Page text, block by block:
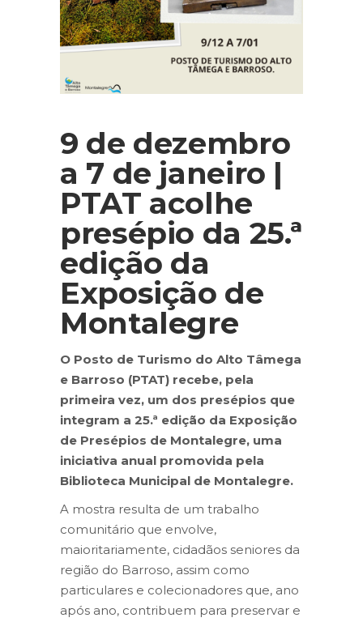
9 de dezembro
a 7 de janeiro |
PTAT acolhe
presépio da 25.ª
edição da
Exposição de
Montalegre
O Posto de Turismo do Alto Tâmega
e Barroso (PTAT) recebe, pela
primeira vez, um dos presépios que
integram a 25.ª edição da Exposição
de Presépios de Montalegre, uma
iniciativa anual promovida pela
Biblioteca Municipal de Montalegre.
A mostra resulta de um trabalho
comunitário que envolve,
maioritariamente, cidadãos seniores da
região do Barroso, assim como
particulares e colecionadores que, ano
após ano, contribuem para preservar e